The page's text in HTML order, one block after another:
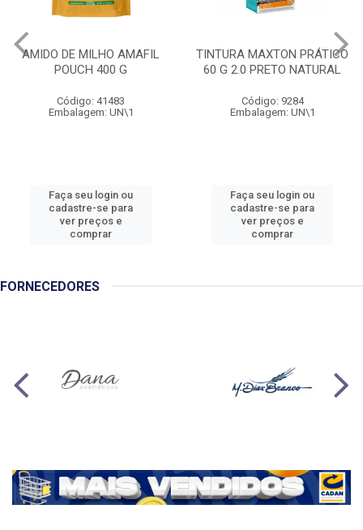
AMIDO DE MILHO AMAFIL
POUCH 400 G
Código: 41483
Embalagem: UN\1
Faça seu login ou
cadastre-se para
ver preços e
comprar
TINTURA MAXTON PRÁTICO
60 G 2.0 PRETO NATURAL
Código: 9284
Embalagem: UN\1
Faça seu login ou
cadastre-se para
ver preços e
comprar
FORNECEDORES